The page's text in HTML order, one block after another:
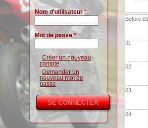
Nom d'utilisateur*
Mot de passe *
Créer un nouveau
compte
Demander un
nouveau mot de
passe
Before 01
01
02
03
04